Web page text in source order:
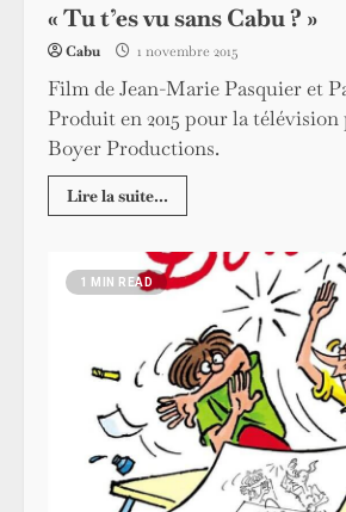
« Tu t’es vu sans Cabu ? »
Cabu 1 novembre 2015
Film de Jean-Marie Pasquier et
Produit en 2015 pour la
Boyer Productions.
Lire la suite...
1 MIN READ